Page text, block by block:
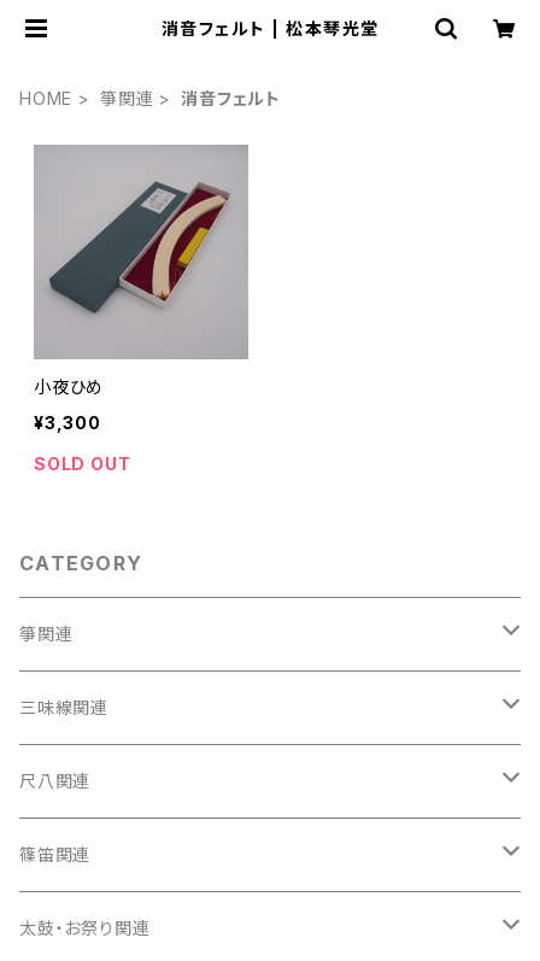
消音フェルト | 松本琴光堂
HOME 箏関連 消音フェルト
小夜ひめ
¥3,300
SOLD OUT
CATEGORY
箏関連
箏（本体）
箏カバー
箏袋
口前袋・尾布
三味線関連
三味線（本体）
三味線ケース
長トランク・三ツ折トランク
雨用カバー
尺八関連
尺八（本体）
尺八袋
篠笛関連
篠笛（本体）
太鼓・お祭り関連